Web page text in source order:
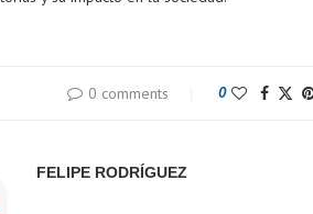
0 comments 0
FELIPE RODRÍGUEZ